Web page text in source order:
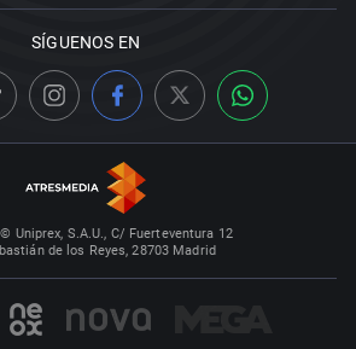
SÍGUENOS EN
Uniprex, S.A.U., C/ Fuerteventura 12
de los Reyes, 28703 Madrid